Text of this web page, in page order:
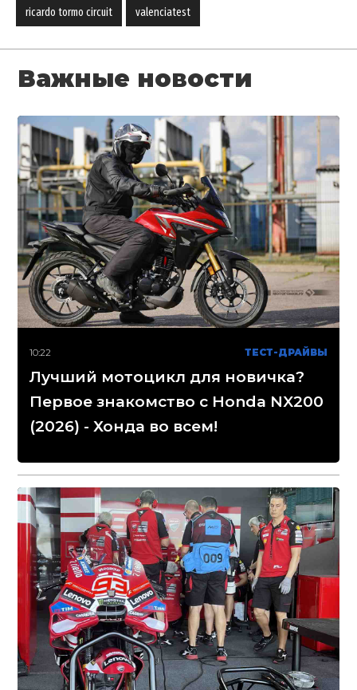
ricardo tormo circuit valenciatest
Важные новости
10:22 ТЕСТ-ДРАЙВЫ
Лучший мотоцикл для новичка?
Первое знакомство с Honda NX200
(2026) - Хонда во всем!